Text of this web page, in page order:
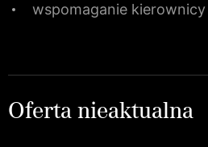
wspomaganie kierownicy
Oferta nieaktualna